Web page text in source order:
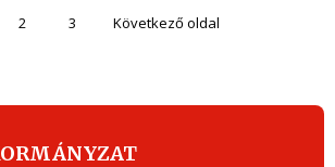
2 3 Következő oldal